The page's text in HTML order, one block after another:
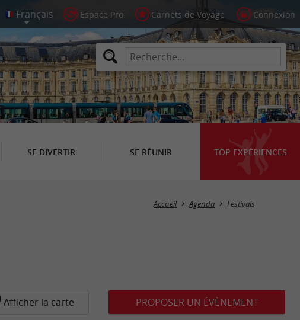
Espace Pro Carnets de Voyage Connexion
SE DIVERTIR SE RÉUNIR TOP EXPÉRIENCES
Masquer la carte
Accueil Agenda Festivals
Afficher la carte PROPOSER UN ÉVÈNEMENT